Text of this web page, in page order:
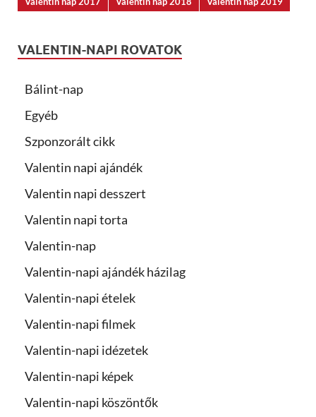
VALENTIN-NAPI ROVATOK
Bálint-nap
Egyéb
Szponzorált cikk
Valentin napi ajándék
Valentin napi desszert
Valentin napi torta
Valentin-nap
Valentin-napi ajándék házilag
Valentin-napi ételek
Valentin-napi filmek
Valentin-napi idézetek
Valentin-napi képek
Valentin-napi köszöntők